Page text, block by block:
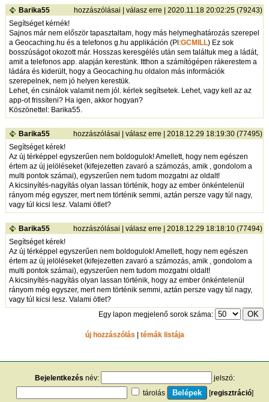
Barika55 hozzászólásai |válasz erre | 2020.11.18 20:02:25 (79243)
Segítséget kérnék!
Sajnos már nem először tapasztaltam, hogy más helymeghatározás szerepel
a Geocaching.hu és a telefonos g.hu applikáción (Pl:GCMILL) Ez sok
bosszúságot okozott már. Hosszas keresgélés után sem találtuk meg a ládát,
amit a telefonos app. alapján kerestünk. Itthon a számítógépen rákerestem a
ládára és kiderült, hogy a Geocaching.hu oldalon más információk
szerepelnek, nem jó helyen kerestük.
Lehet, én csinálok valamit nem jól. kérlek segítsetek. Lehet, vagy kell az az
app-ot frissíteni? Ha igen, akkor hogyan?
Köszönettel: Barika55.
Barika55 hozzászólásai |válasz erre | 2018.12.29 18:19:30 (77495)
Segítséget kérek!
Az új térképpel egyszerűen nem boldogulok! Amellett, hogy nem egészen
értem az új jelöléseket (kifejezetten zavaró a számozás, amik , gondolom a
multi pontok számai), egyszerűen nem tudom mozgatni az oldalt!
A kicsinyítés-nagyítás olyan lassan történik, hogy az ember önkéntelenül
rányom még egyszer, mert nem történik semmi, aztán persze vagy túl nagy,
vagy túl kicsi lesz. Valami ötlet?
Barika55 hozzászólásai |válasz erre | 2018.12.29 18:18:10 (77494)
Segítséget kérek!
Az új térképpel egyszerűen nem boldogulok! Amellett, hogy nem egészen
értem az új jelöléseket (kifejezetten zavaró a számozás, amik , gondolom a
multi pontok számai), egyszerűen nem tudom mozgatni oldalt!
A kicsinyítés-nagyítás olyan lassan történik, hogy az ember önkéntelenül
rányom még egyszer, mert nem történik semmi, aztán persze vagy túl nagy,
vagy túl kicsi lesz. Valami ötlet?
Egy lapon megjelenő sorok száma:
új hozzászólás | témák listája
Bejelentkezés név:
jelszó:
tárolás
[regisztráció]